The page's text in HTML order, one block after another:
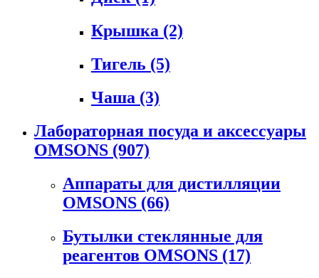
Крышка (2)
Тигель (5)
Чаша (3)
Лабораторная посуда и аксессуары
OMSONS (907)
Аппараты для дистилляции
OMSONS (66)
Бутылки стеклянные для
реагентов OMSONS (17)